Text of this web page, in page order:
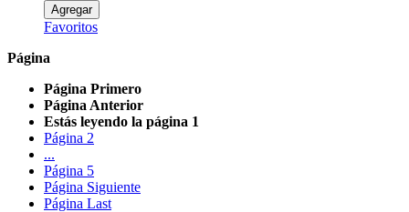
Agregar
Favoritos
Página
Página Primero
Página Anterior
Estás leyendo la página 1
Página 2
...
Página 5
Página Siguiente
Página Last